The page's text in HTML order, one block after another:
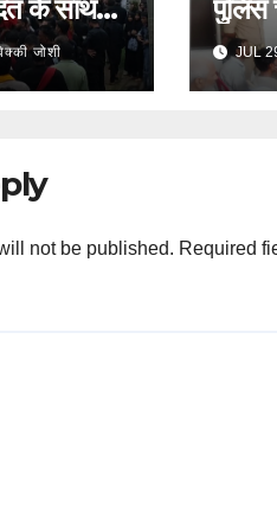
के साथ
जोशी
पुलिस
बैठक,
पर जोर
JUL
not be published. Required